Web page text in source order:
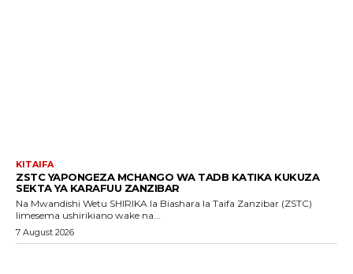
KITAIFA
ZSTC YAPONGEZA MCHANGO WA TADB KATIKA KUKUZA
SEKTA YA KARAFUU ZANZIBAR
Na Mwandishi Wetu SHIRIKA la Biashara la Taifa Zanzibar (ZSTC)
limesema ushirikiano wake na...
7 August 2026